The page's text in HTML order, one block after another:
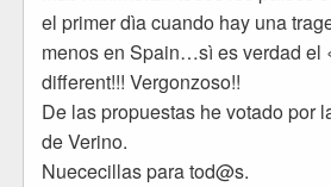
el primer dìa cuando hay una
menos en Spain…sì es verdad el
different!!! Vergonzoso!!
De las propuestas he votado por
de Verino.
Nuececillas para tod@s.